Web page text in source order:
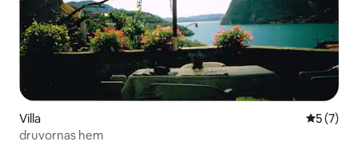
Villa 5 av 5 i
5 (7)
druvornas hem